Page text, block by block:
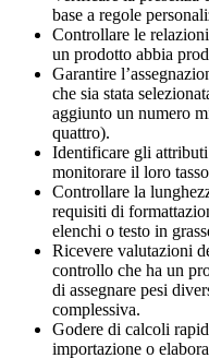
base a regole
Controllare le
un prodotto abbia
Garantire
che sia stata
aggiunto un numero
quattro).
Identificare gli
monitorare il loro
Controllare la
requisiti di
elenchi o testo in
Ricevere valutazioni
controllo che ha un
di assegnare pesi
complessiva.
Godere di calcoli
importazione o